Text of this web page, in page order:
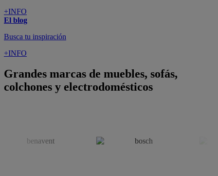
+INFO
El blog
Busca tu inspiración
+INFO
Grandes marcas de muebles, sofás,
colchones y electrodomésticos